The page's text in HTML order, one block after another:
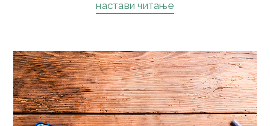
настави читање